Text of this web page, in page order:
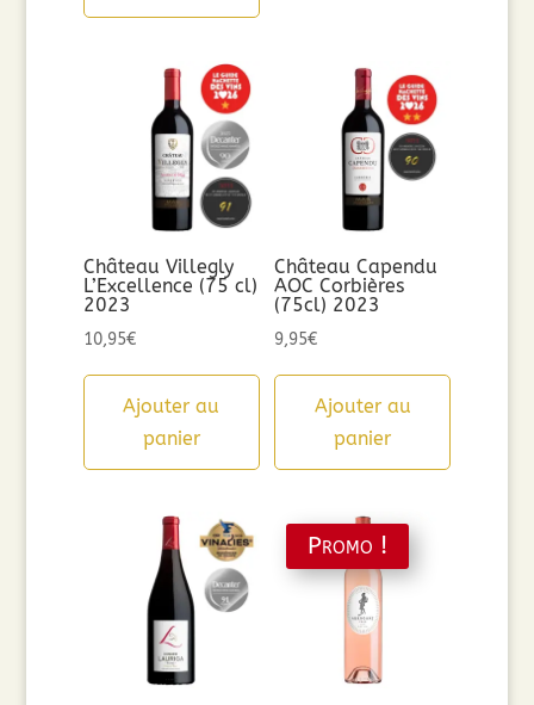
Château Villegly
L’Excellence (75 cl)
2023
10,95€
Ajouter au
panier
Château Capendu
AOC Corbières
(75cl) 2023
9,95€
Ajouter au
panier
Promo !